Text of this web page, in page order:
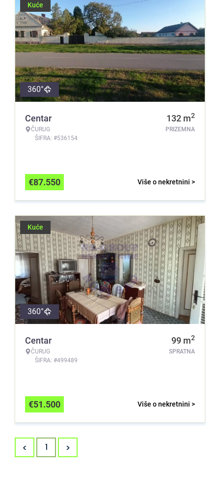
Kuće
360°
Centar
ČURUG
ŠIFRA: #536154
132 m2
PRIZEMNA
Više o nekretnini >
€87.550
Kuće
360°
Centar
ČURUG
ŠIFRA: #499489
99 m2
SPRATNA
Više o nekretnini >
€51.500
< 1 >